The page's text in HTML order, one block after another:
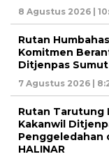
8 Agustus 2026 |
Rutan
Komitmen
Ditjenpas Sumut
7 Agustus 2026 |
Rutan Tarutung
Kakanwil
Penggeledahan
HALINAR